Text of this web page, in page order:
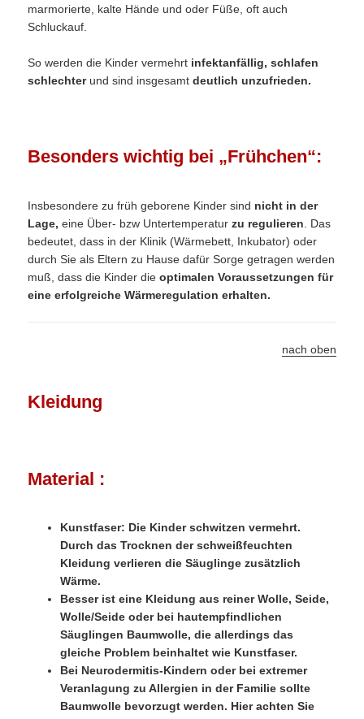
marmorierte, kalte Hände und oder Füße, oft auch
Schluckauf.
So werden die Kinder vermehrt infektanfällig, schlafen
schlechter und sind insgesamtdeutlich unzufrieden.
Besonders wichtig bei „Frühchen“:
Insbesondere zu früh geborene Kinder sind nicht in der
Lage, eine Über- bzw Untertemperatur zu regulieren . Das
bedeutet, dass in der Klinik (Wärmebett, Inkubator) oder
durch Sie als Eltern zu Hause dafür Sorge getragen werden
muß, dass die Kinder dieoptimalen Voraussetzungen für
eine erfolgreiche Wärmeregulation erhalten.
nach oben
Kleidung
Material :
Kunstfaser: Die Kinder schwitzen vermehrt.
Durch das Trocknen der schweißfeuchten
Kleidung verlieren die Säuglinge zusätzlich
Wärme.
Besser ist eine Kleidung aus reiner Wolle, Seide,
Wolle/Seide oder bei hautempfindlichen
Säuglingen Baumwolle, die allerdings das
gleiche Problem beinhaltet wie Kunstfaser.
Bei Neurodermitis-Kindern oder bei extremer
Veranlagung zu Allergien in der Familie sollte
Baumwolle bevorzugt werden. Hier achten Sie